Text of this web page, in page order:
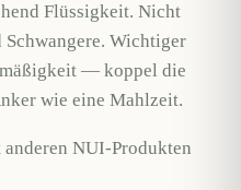
Flüssigkeit. Nicht
Wichtiger
— koppel die
wie eine Mahlzeit.
NUI-Produkten